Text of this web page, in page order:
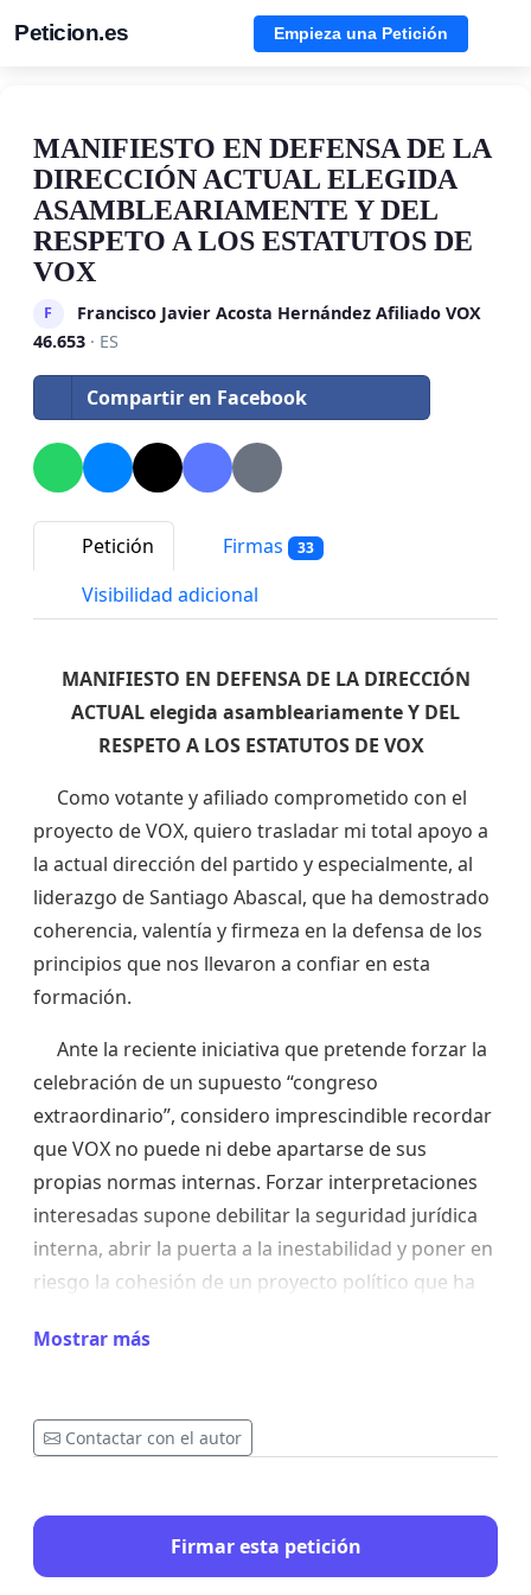
Peticion.es Empieza una Petición
MANIFIESTO EN DEFENSA DE LA
DIRECCIÓN ACTUAL ELEGIDA
ASAMBLEARIAMENTE Y DEL
RESPETO A LOS ESTATUTOS DE
VOX
F
Francisco Javier Acosta Hernández Afiliado VOX
46.653 · ES
Compartir en Facebook
Petición Firmas 33
Visibilidad adicional
MANIFIESTO EN DEFENSA DE LA DIRECCIÓN
ACTUAL elegida asambleariamente Y DEL
RESPETO A LOS ESTATUTOS DE VOX
Como votante y afiliado comprometido con el
proyecto de VOX, quiero trasladar mi total apoyo a
la actual dirección del partido y especialmente, al
liderazgo de Santiago Abascal, que ha demostrado
coherencia, valentía y firmeza en la defensa de los
principios que nos llevaron a confiar en esta
formación.
Ante la reciente iniciativa que pretende forzar la
celebración de un supuesto “congreso
extraordinario”, considero imprescindible recordar
que VOX no puede ni debe apartarse de sus
propias normas internas. Forzar interpretaciones
interesadas supone debilitar la seguridad jurídica
interna, abrir la puerta a la inestabilidad y poner en
riesgo la cohesión de un proyecto político que ha
consolidación del proyecto, una mayor claridad
interna es legítima, pero no puede convertirse en
una herramienta de presión externa ni en un
Mostrar más
Contactar con el autor
Firmar esta petición